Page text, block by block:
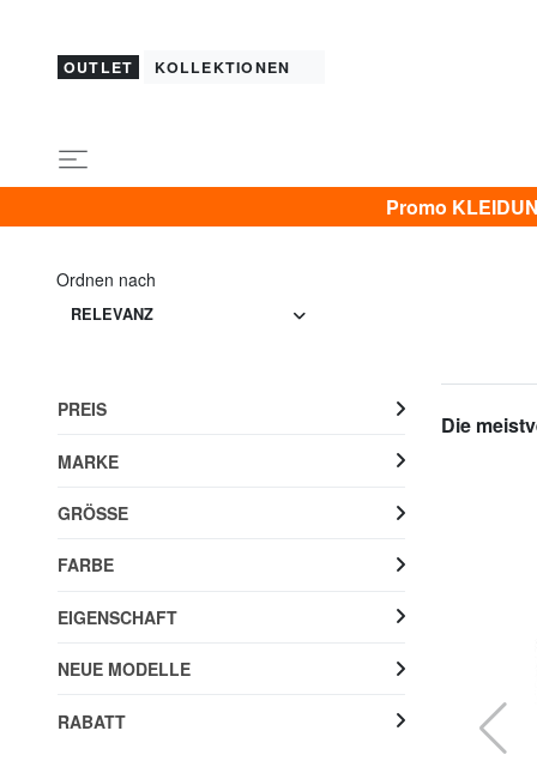
OUTLET KOLLEKTIONEN
Promo
Ordnen nach
RELEVANZ
Die
PREIS
MARKE
GRÖSSE
FARBE
EIGENSCHAFT
NEUE MODELLE
RABATT